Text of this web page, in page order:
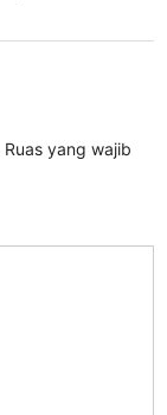
Ruas yang wajib